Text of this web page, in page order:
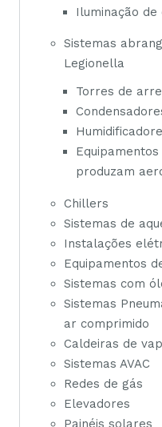
Iluminação de
Sistemas
Legionella
Torres de
produzam
Chillers
Sistemas de
Instalações
Equipamentos
Sistemas com
Sistemas
ar comprimido
Caldeiras de
Sistemas AVAC
Redes de gás
Elevadores
Painéis solares